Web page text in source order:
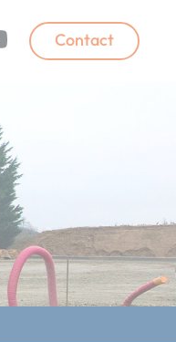
Contact